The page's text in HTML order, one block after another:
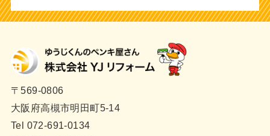
〒569-0806
大阪府高槻市明田町5-14
Tel 072-691-0134